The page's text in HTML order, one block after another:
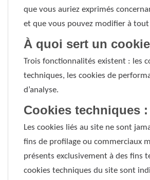
que vous auriez exprimés
et que vous pouvez modifier à
À quoi sert un
Trois fonctionnalités existent : les
techniques, les cookies de
d’analyse.
Cookies techniques :
Les cookies liés au site ne sont
fins de profilage ou commerciaux
présents exclusivement à des fins
cookies techniques du site sont